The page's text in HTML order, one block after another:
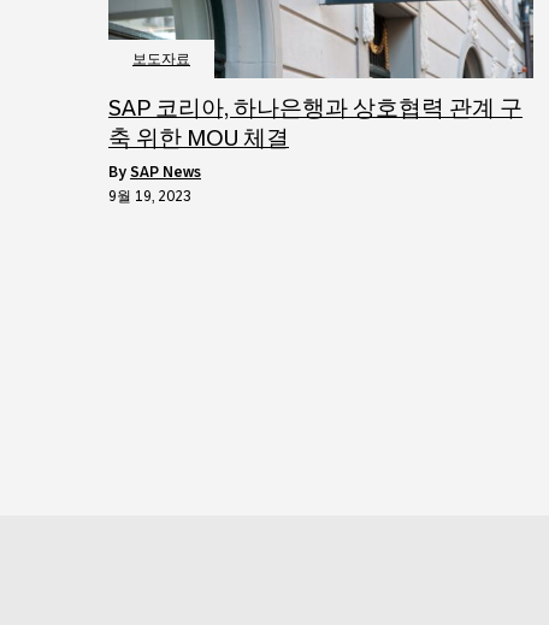
보도자료
SAP 코리아, 하나은행과 상호협력 관계 구
축 위한 MOU 체결
by SAP News
9월 19, 2023